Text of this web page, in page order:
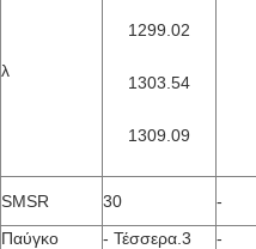
λ
1299.02
1303.54
1309.09
SMSR 30
-
Παύγκο - Τέσσερα.3
-